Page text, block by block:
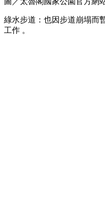
綠水步道：也因步道崩塌而
工作 。